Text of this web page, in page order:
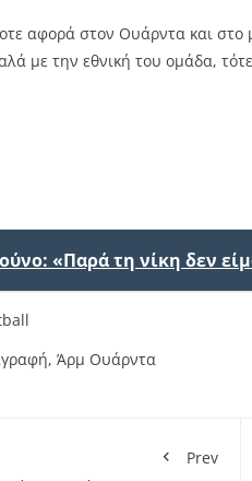
αφορά στον Ουάρντα και στο
με την εθνική του ομάδα,
«Παρά τη νίκη δεν
, Άρμ Ουάρντα
Prev